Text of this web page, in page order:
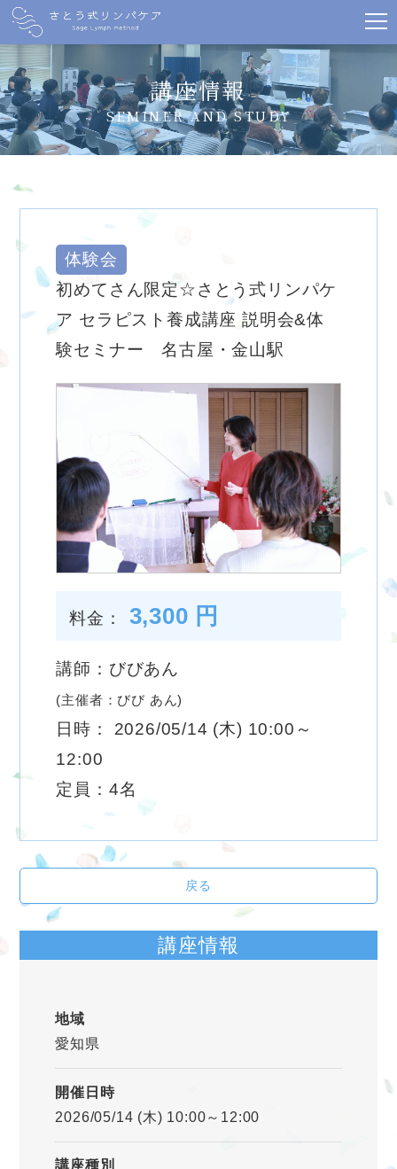
講座情報
SEMINER AND STUDY
体験会
初めてさん限定☆さとう式リンパケ
ア セラピスト養成講座 説明会&体
験セミナー 名古屋・金山駅
料金： 3,300 円
講師：びびあん
(主催者：びび あん)
日時： 2026/05/14 (木) 10:00～
12:00
定員：4名
戻る
講座情報
地域
愛知県
開催日時
2026/05/14 (木) 10:00～12:00
講座種別